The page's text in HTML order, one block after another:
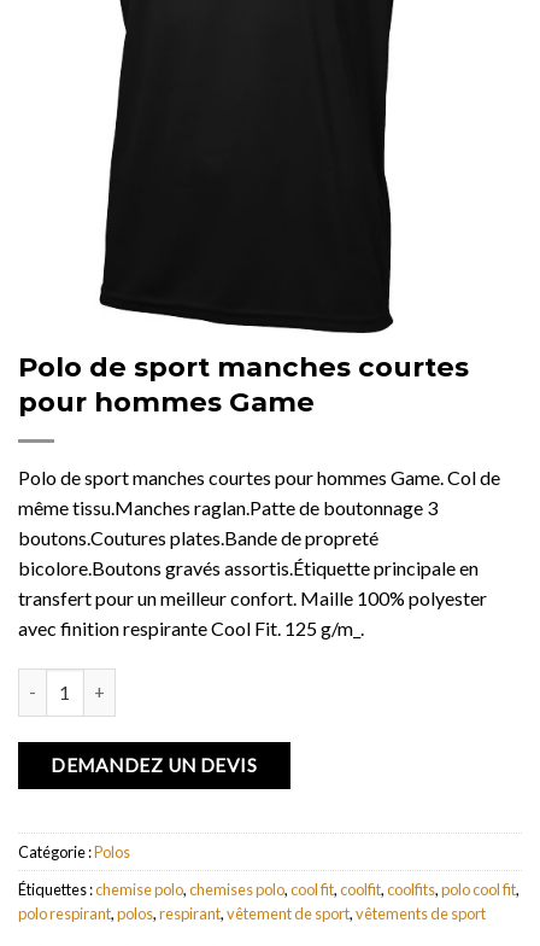
Polo de sport manches courtes
pour hommes Game
Polo de sport manches courtes pour hommes Game. Col de
même tissu.Manches raglan.Patte de boutonnage 3
boutons.Coutures plates.Bande de propreté
bicolore.Boutons gravés assortis.Étiquette principale en
transfert pour un meilleur confort. Maille 100% polyester
avec finition respirante Cool Fit. 125 g/m_.
DEMANDEZ UN DEVIS
Catégorie :Polos
Étiquettes :chemise polo,chemises polo,cool fit,coolfit,coolfits,polo cool fit,
polo respirant,polos,respirant,vêtement de sport,vêtements de sport